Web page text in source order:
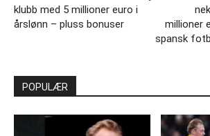
klubb med 5 millioner euro i
årslønn – pluss bonuser
millioner
spansk
POPULÆR